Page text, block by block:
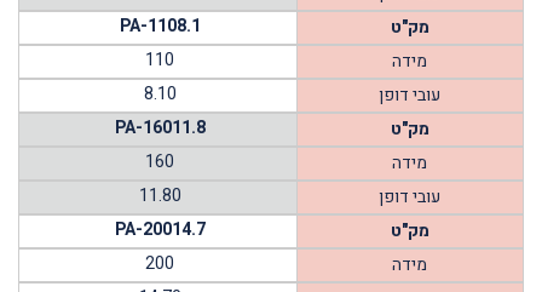
מק"ט
PA-1108.1
מידה
110
עובי דופן
8.10
מק"ט
PA-16011.8
מידה
160
עובי דופן
11.80
מק"ט
PA-20014.7
מידה
200